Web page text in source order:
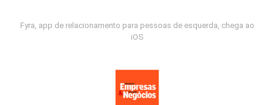
Fyra, app de relacionamento para pessoas de esquerda, chega ao
iOS